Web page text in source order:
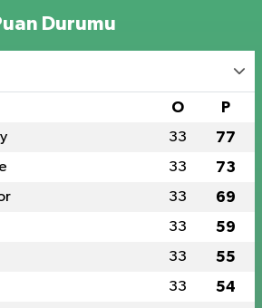
Durumu
O P
33 77
33 73
33 69
33 59
33 55
33 54